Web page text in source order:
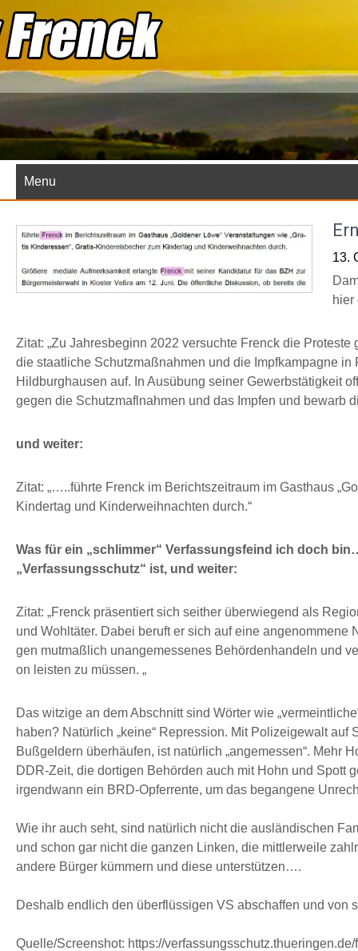
Skip
to
content
Menu
13.
hier
Zitat: „Zu Jahresbeginn 2022 versuchte Frenck die
die staatliche Schutzmaßnahmen und die Impfkampagne
Hildburghausen auf. In Ausübung seiner Gewerbstätigkeit
gegen die Schutzmaflnahmen und das Impfen und bewarb
und weiter:
Zitat: „…..führte Frenck im Berichtszeitraum im Gasthaus
Kindertag und Kinderweihnachten durch.“
Was für ein „schlimmer“ Verfassungsfeind ich doch
„Verfassungsschutz“ ist, und weiter:
Zitat: „Frenck präsentiert sich seither überwiegend als
und Wohltäter. Dabei beruft er sich auf eine angenommene
gen mutmaßlich unangemessenes Behördenhandeln und
on leisten zu müssen. „
Das witzige an dem Abschnitt sind Wörter wie
haben? Natürlich „keine“ Repression. Mit Polizeigewalt
Bußgeldern überhäufen, ist natürlich „angemessen“. Mehr
DDR-Zeit, die dortigen Behörden auch mit Hohn und Spott
irgendwann ein BRD-Opferrente, um das begangene
Wie ihr auch seht, sind natürlich nicht die ausländischen
und schon gar nicht die ganzen Linken, die mittlerweile
andere Bürger kümmern und diese unterstützen….
Deshalb endlich den überflüssigen VS abschaffen und von
Quelle/Screenshot: https://